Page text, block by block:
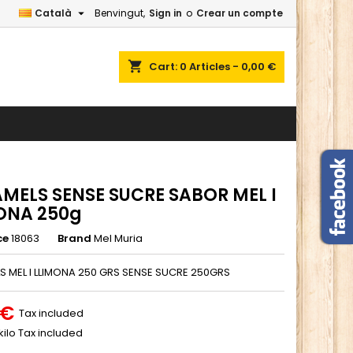
Benvingut, Sign in o Crear un compte
Català 
shopping_cart Cart: 0 Articles - 0,00 €
SENSE SUCRE SABOR MEL I
250g
18063 Brand Mel Muria
MEL I LLIMONA 250 GRS SENSE SUCRE 250GRS
Tax included
Tax included